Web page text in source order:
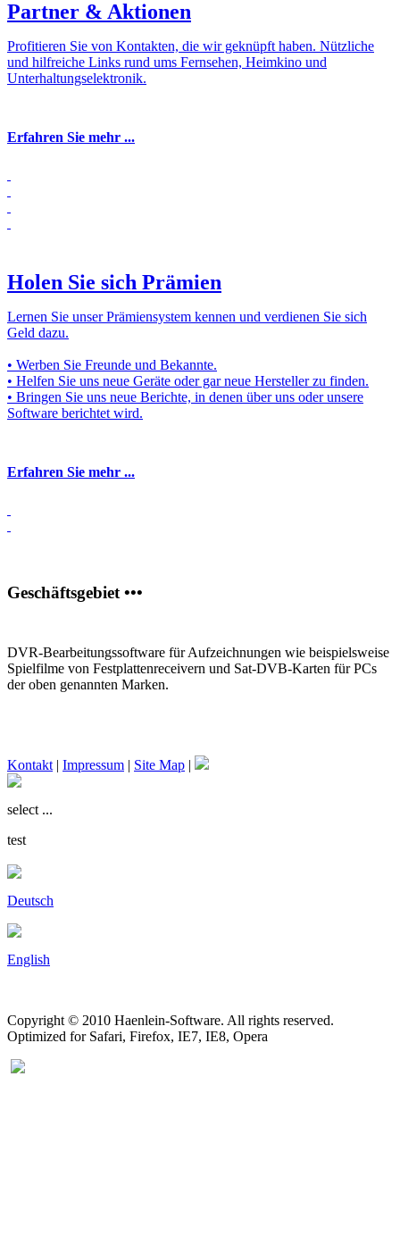
Partner & Aktionen
Profitieren Sie von Kontakten, die wir geknüpft haben. Nützliche
und hilfreiche Links rund ums Fernsehen, Heimkino und
Unterhaltungselektronik.
Erfahren Sie mehr ...
Holen Sie sich Prämien
Lernen Sie unser Prämiensystem kennen und verdienen Sie sich
Geld dazu.
• Werben Sie Freunde und Bekannte.
• Helfen Sie uns neue Geräte oder gar neue Hersteller zu finden.
• Bringen Sie uns neue Berichte, in denen über uns oder unsere
Software berichtet wird.
Erfahren Sie mehr ...
Geschäftsgebiet •••
DVR-Bearbeitungssoftware für Aufzeichnungen wie beispielsweise
Spielfilme von Festplattenreceivern und Sat-DVB-Karten für PCs
der oben genannten Marken.
Kontakt | Impressum | Site Map |
select ...
test
Deutsch
English
Copyright © 2010 Haenlein-Software. All rights reserved.
Optimized for Safari, Firefox, IE7, IE8, Opera